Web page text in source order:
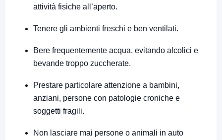
attività fisiche all’aperto.
Tenere gli ambienti freschi e ben ventilati.
Bere frequentemente acqua, evitando alcolici e
bevande troppo zuccherate.
Prestare particolare attenzione a bambini,
anziani, persone con patologie croniche e
soggetti fragili.
Non lasciare mai persone o animali in auto